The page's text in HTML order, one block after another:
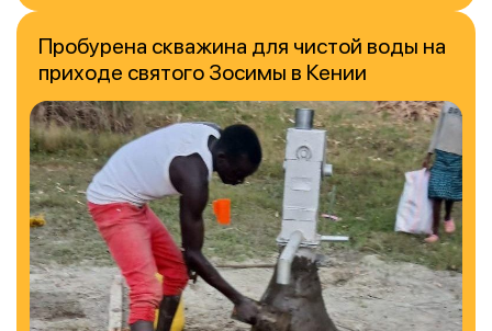
Пробурена скважина для чистой воды на
приходе святого Зосимы в Кении